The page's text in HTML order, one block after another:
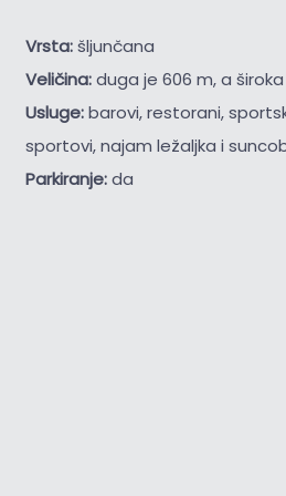
Vrsta:šljunčana
Veličina:duga je 606 m, a široka
Usluge:barovi, restorani,
sportovi, najam ležaljka i
Parkiranje:da